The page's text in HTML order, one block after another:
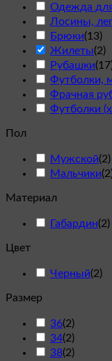
Одежда
Лосины,
Брюки(13)
Жилеты(2)
Рубашки(17
Футболки,
Фрачная
Футболки
Пол
Мужской(2)
Мальчики(2
Материал
Габардин(2)
Цвет
Черный(2)
Размер
36(2)
34(2)
38(2)